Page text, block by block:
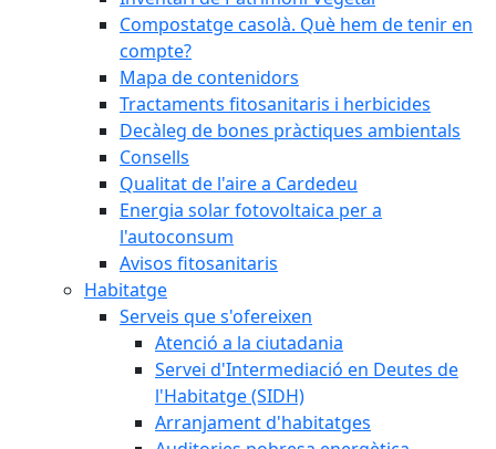
Compostatge casolà. Què hem de tenir en
compte?
Mapa de contenidors
Tractaments fitosanitaris i herbicides
Decàleg de bones pràctiques ambientals
Consells
Qualitat de l'aire a Cardedeu
Energia solar fotovoltaica per a
l'autoconsum
Avisos fitosanitaris
Habitatge
Serveis que s'ofereixen
Atenció a la ciutadania
Servei d'Intermediació en Deutes de
l'Habitatge (SIDH)
Arranjament d'habitatges